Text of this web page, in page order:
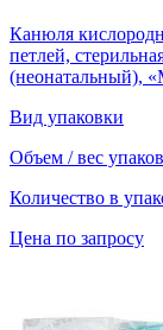
Канюля
петлей,
(неонатальный),
Вид упаковки
Объем / вес
Количество в
Цена по запросу